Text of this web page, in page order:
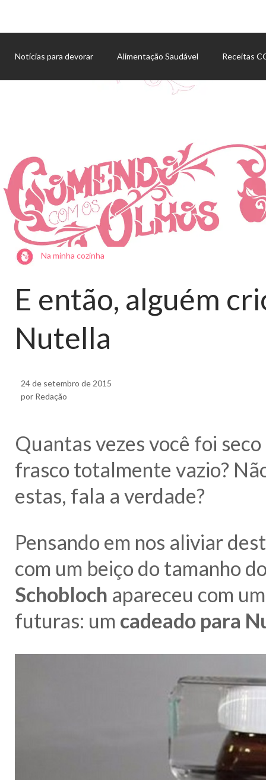
Notícias para devorar Alimentação Saudável Receitas
Na minha cozinha
E então, alguém
Nutella
24 de setembro de 2015
por Redação
Quantas vezes você foi
frasco totalmente vazio?
estas, fala a verdade?
Pensando em nos aliviar
com um beiço do tamanho
Schobloch apareceu com
futuras: um cadeado para